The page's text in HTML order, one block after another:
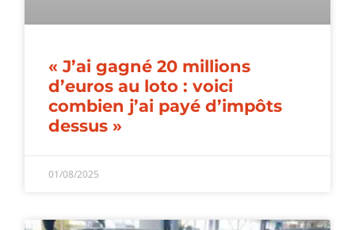
« J’ai gagné 20 millions
d’euros au loto : voici
combien j’ai payé d’impôts
dessus »
01/08/2025